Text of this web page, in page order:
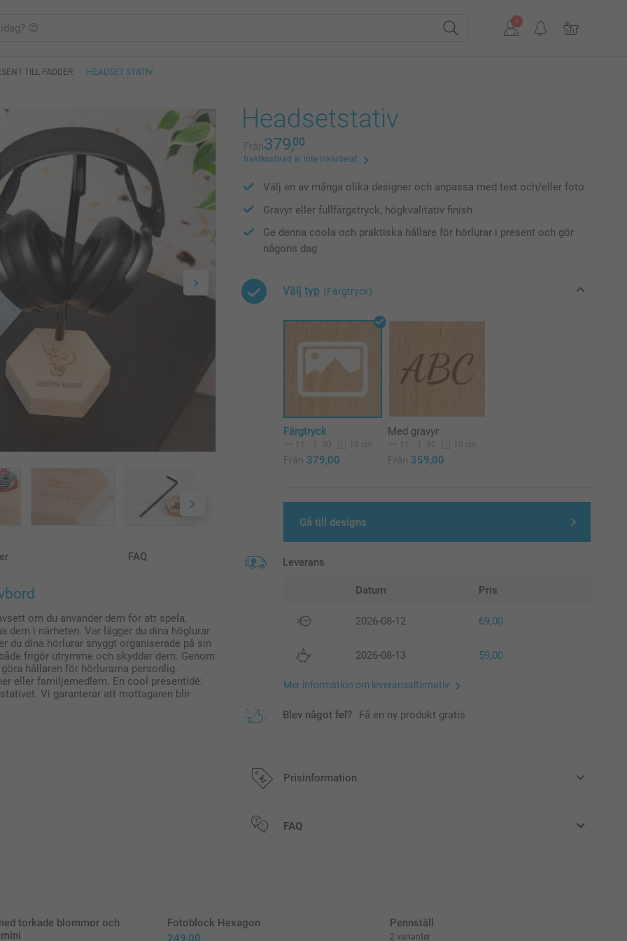
TILL FADDER HEADSET STATIV
FAQ
om du använder dem för att spela,
i närheten. Var lägger du dina höglurar
du dina hörlurar snyggt organiserade på sin
frigör utrymme och skyddar dem. Genom
hållaren för hörlurarna personlig.
eller familjemedlem. En cool presentidé:
Vi garanterar att mottagaren blir
Headsetstativ
Från379,00
fraktkostnad är inte inkluderat
Välj en av många olika designer och anpassa med text och/eller foto
Gravyr eller fullfärgstryck, högkvalitativ finish
Ge denna coola och praktiska hållare för hörlurar i present och gör
någons dag
Välj typ (Färgtryck)
Färgtryck
30 10 cm
Från 379,00
Med gravyr
30 10 cm
Från 359,00
Gå till designs
Leverans
Datum Pris
2026-08-12 69,00
2026-08-13 59,00
Mer information om leveransalternativ
Blev något fel? Få en ny produkt gratis
Prisinformation
Alla priser är i svenska kronor (SEK), inklusive moms och exklusive porto.
FAQ
torkade blommor och
Fotoblock Hexagon
Pennställ
2 varianter